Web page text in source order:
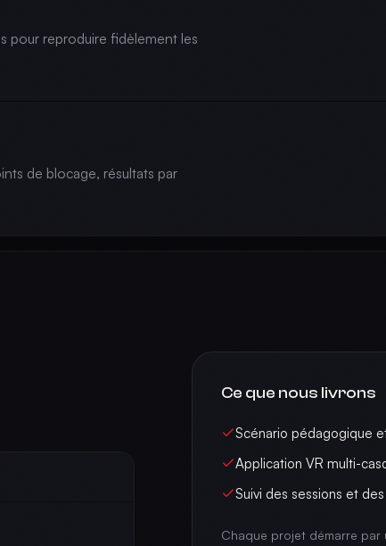
pour reproduire fidèlement les
de blocage, résultats par
Ce que nous livrons
Scénario pédagogique
Application VR multi-
Suivi des sessions et
Chaque projet démarre